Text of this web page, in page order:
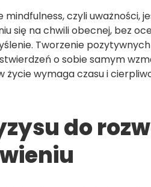
mindfulness, czyli uważności,
się na chwili obecnej, bez
Tworzenie
o sobie samym
wymaga czasu i
do